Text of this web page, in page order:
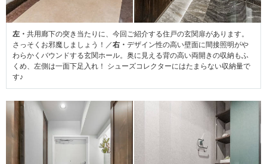
左・ 共用廊下の突き当たりに、今回ご紹介する住戸の玄関扉があります。
さっそくお邪魔しましょう！／右・ デザイン性の高い壁面に間接照明がや
わらかくバウンドする玄関ホール。奥に見える背の高い両開きの収納もふ
くめ、左側は一面下足入れ！ シューズコレクターにはたまらない収納量で
す♪